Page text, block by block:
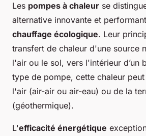
Les pompes à chaleur se
alternative innovante et
chauffage écologique. Leur
transfert de chaleur d'une source
l'air ou le sol, vers l'intérieur d’un
type de pompe, cette chaleur
l'air (air-air ou air-eau) ou de la
(géothermique).
L'efficacité énergétique